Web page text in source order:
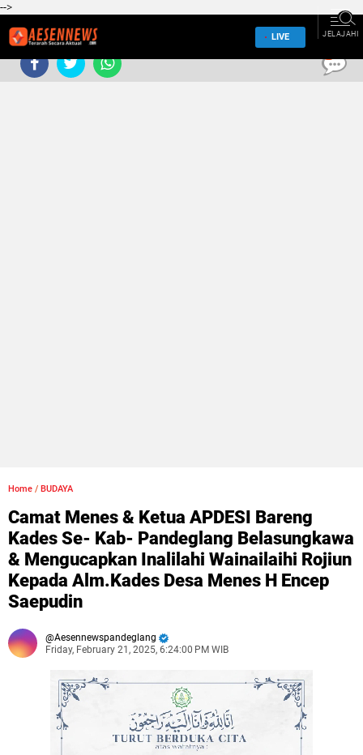
-->
LIVE JELAJAHI
Home / BUDAYA
Camat Menes & Ketua APDESI Bareng
Kades Se- Kab- Pandeglang Belasungkawa
& Mengucapkan Inalilahi Wainailaihi Rojiun
Kepada Alm.Kades Desa Menes H Encep
Saepudin
Aesennewspandeglang
Friday, February 21, 2025, 6:24:00 PM WIB